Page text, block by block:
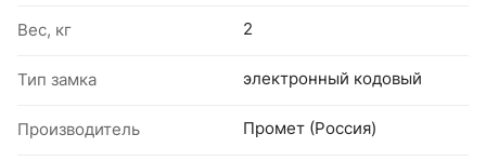
Вес, кг 2
Тип замка электронный кодовый
Производитель Промет (Россия)